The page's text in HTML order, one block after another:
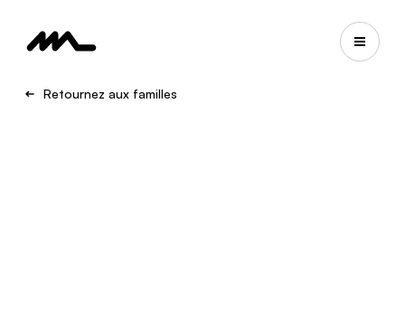
Retournez aux familles